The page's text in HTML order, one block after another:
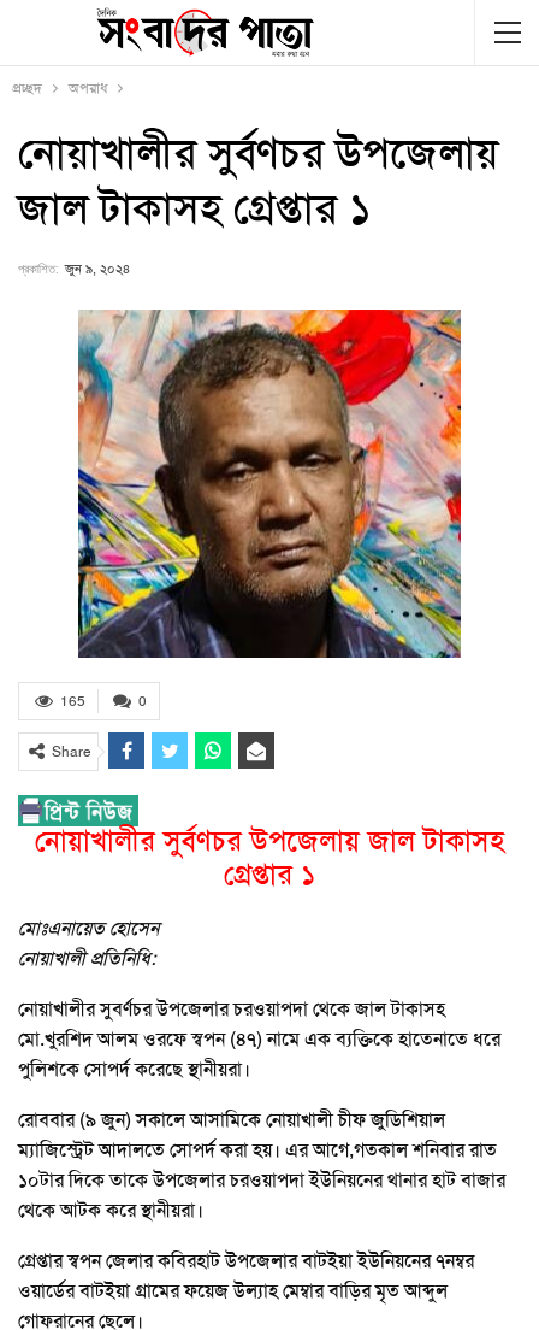
প্রচ্ছদ অপরাধ
নোয়াখালীর সুর্বণচর উপজেলায়
জাল টাকাসহ গ্রেপ্তার ১
প্রকাশিত: জুন ৯, ২০২৪
0
165
Share
নোয়াখালীর সুর্বণচর উপজেলায় জাল টাকাসহ
গ্রেপ্তার ১
মোঃএনায়েত হোসেন
নোয়াখালী প্রতিনিধি:
নোয়াখালীর সুবর্ণচর উপজেলার চরওয়াপদা থেকে জাল টাকাসহ
মো.খুরশিদ আলম ওরফে স্বপন (৪৭) নামে এক ব্যক্তিকে হাতেনাতে ধরে
পুলিশকে সোপর্দ করেছে স্থানীয়রা।
রোববার (৯ জুন) সকালে আসামিকে নোয়াখালী চীফ জুডিশিয়াল
ম্যাজিস্ট্রেট আদালতে সোপর্দ করা হয়। এর আগে,গতকাল শনিবার রাত
১০টার দিকে তাকে উপজেলার চরওয়াপদা ইউনিয়নের থানার হাট বাজার
থেকে আটক করে স্থানীয়রা।
গ্রেপ্তার স্বপন জেলার কবিরহাট উপজেলার বাটইয়া ইউনিয়নের ৭নম্বর
ওয়ার্ডের বাটইয়া গ্রামের ফয়েজ উল্যাহ মেম্বার বাড়ির মৃত আব্দুল
গোফরানের ছেলে।